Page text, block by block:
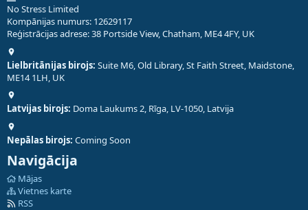
No Stress Limited
Kompānijas numurs: 12629117
Reģistrācijas adrese: 38 Portside View, Chatham, ME4 4FY, UK
Lielbritānijas birojs: Suite M6, Old Library, St Faith Street, Maidstone,
ME14 1LH, UK
Latvijas birojs: Doma Laukums 2, Rīga, LV-1050, Latvija
Nepālas birojs: Coming Soon
Navigācija
Mājas
Vietnes karte
RSS